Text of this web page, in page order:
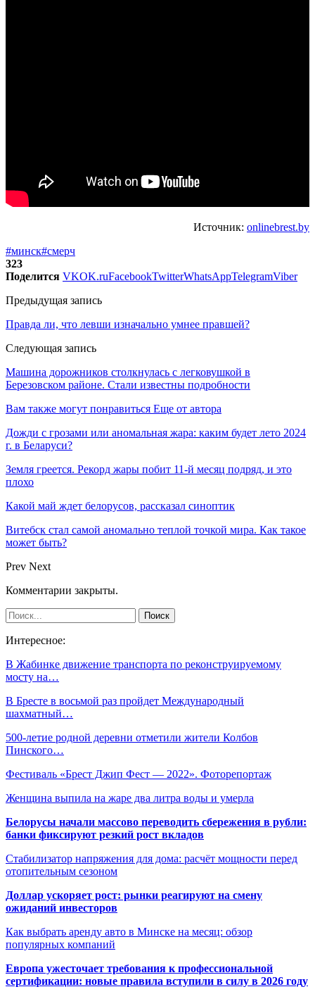
Источник: onlinebrest.by
#минск#смерч
323
Поделится VKOK.ruFacebookTwitterWhatsAppTelegramViber
Предыдущая запись
Правда ли, что левши изначально умнее правшей?
Следующая запись
Машина дорожников столкнулась с легковушкой в
Березовском районе. Стали известны подробности
Вам также могут понравиться Еще от автора
Дожди с грозами или аномальная жара: каким будет лето 2024
г. в Беларуси?
Земля греется. Рекорд жары побит 11-й месяц подряд, и это
плохо
Какой май ждет белорусов, рассказал синоптик
Витебск стал самой аномально теплой точкой мира. Как такое
может быть?
Prev Next
Комментарии закрыты.
Интересное:
В Жабинке движение транспорта по реконструируемому
мосту на…
В Бресте в восьмой раз пройдет Международный
шахматный…
500-летие родной деревни отметили жители Колбов
Пинского…
Фестиваль «Брест Джип Фест — 2022». Фоторепортаж
Женщина выпила на жаре два литра воды и умерла
Белорусы начали массово переводить сбережения в рубли:
банки фиксируют резкий рост вкладов
Стабилизатор напряжения для дома: расчёт мощности перед
отопительным сезоном
Доллар ускоряет рост: рынки реагируют на смену
ожиданий инвесторов
Как выбрать аренду авто в Минске на месяц: обзор
популярных компаний
Европа ужесточает требования к профессиональной
сертификации: новые правила вступили в силу в 2026 году